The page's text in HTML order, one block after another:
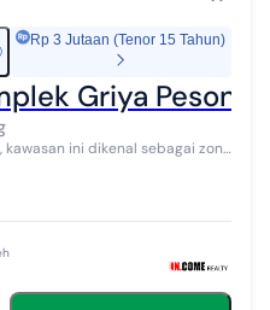
Rp 3 Jutaan (Tenor 15 Tahun)
Griya
kawasan ini dikenal sebagai zona
Timur. Dekat area